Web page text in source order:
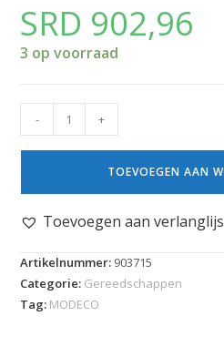
SRD 902,96
3 op voorraad
- +
TOEVOEGEN AAN
Toevoegen aan
Artikelnummer: 903715
Categorie: Gereedschappen
Tag: MODECO